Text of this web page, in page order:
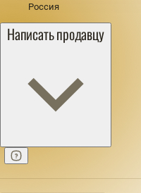
Россия
Написать продавцу